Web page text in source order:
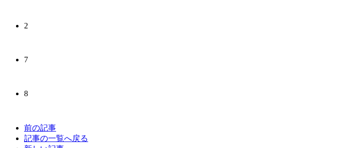
2
7
8
前の記事
記事の一覧へ戻る